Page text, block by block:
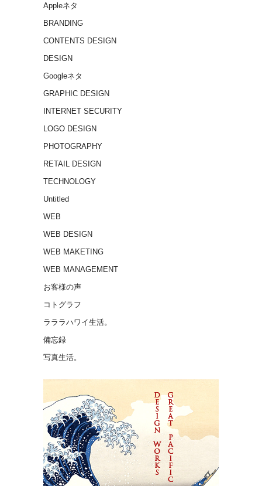
Appleネタ
BRANDING
CONTENTS DESIGN
DESIGN
Googleネタ
GRAPHIC DESIGN
INTERNET SECURITY
LOGO DESIGN
PHOTOGRAPHY
RETAIL DESIGN
TECHNOLOGY
Untitled
WEB
WEB DESIGN
WEB MAKETING
WEB MANAGEMENT
お客様の声
コトグラフ
ラララハワイ生活。
備忘録
写真生活。